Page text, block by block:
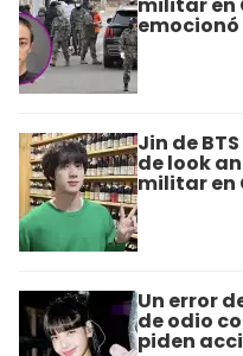
emocionó
Jin de
de look
militar en
Un error
de odio
piden